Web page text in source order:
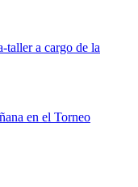
taller a cargo de la
en el Torneo